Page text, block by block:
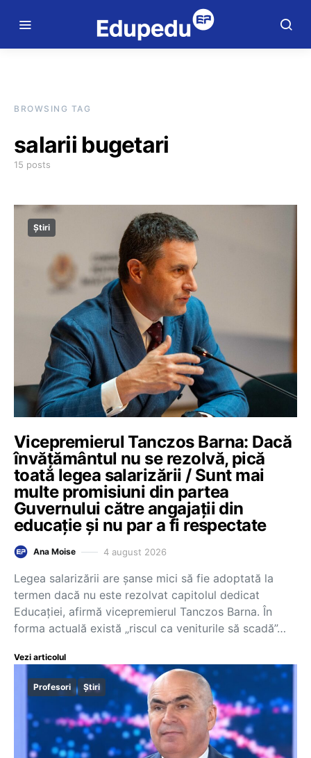
BROWSING TAG
salarii bugetari
15 posts
Știri
Vicepremierul Tanczos Barna: Dacă
învățământul nu se rezolvă, pică
toată legea salarizării / Sunt mai
multe promisiuni din partea
Guvernului către angajații din
educație și nu par a fi respectate
Ana Moise 4 august 2026
Legea salarizării are șanse mici să fie adoptată la
termen dacă nu este rezolvat capitolul dedicat
Educației, afirmă vicepremierul Tanczos Barna. În
forma actuală există „riscul ca veniturile să scadă”…
Vezi articolul
Profesori Știri